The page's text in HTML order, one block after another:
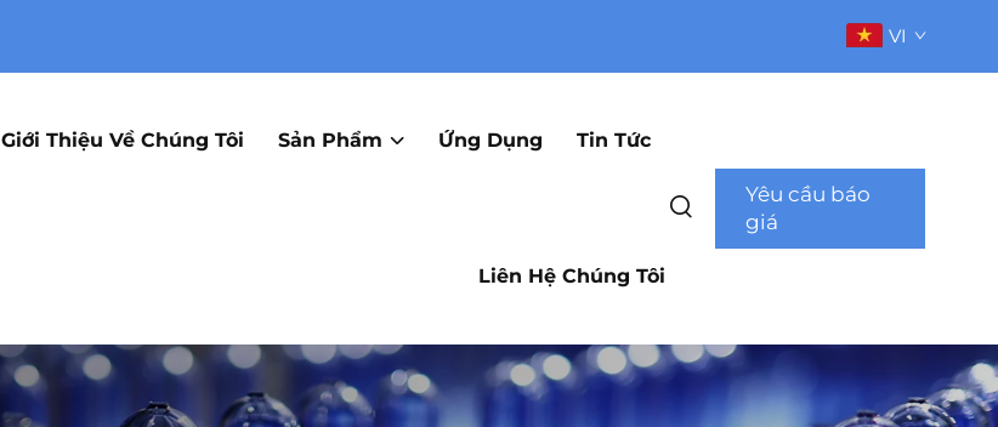
VI
Giới Thiệu Về Chúng Tôi Sản Phẩm Ứng Dụng Tin Tức
Liên Hệ Chúng Tôi
Yêu cầu báo
giá